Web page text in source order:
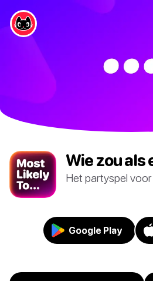
Wie zou als
Het partyspel
Google Play